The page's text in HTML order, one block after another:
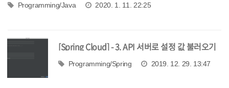
Programming/Java 2020. 1. 11. 22:25
[Spring Cloud] - 3. API 서버로 설정 값 불러오기
Programming/Spring 2019. 12. 29. 13:47